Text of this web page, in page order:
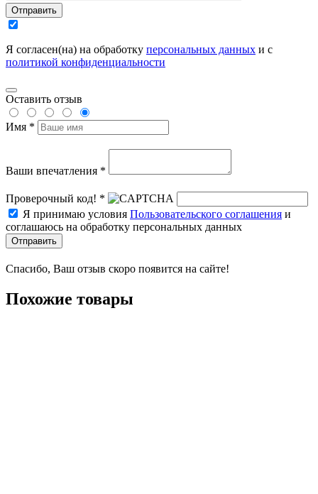
Отправить
Я согласен(на) на обработку персональных данных и с
политикой конфиденциальности
Оставить отзыв
Имя *
Ваши впечатления *
Проверочный код! *
Я принимаю условия Пользовательского соглашения и
соглашаюсь на обработку персональных данных
Отправить
Спасибо, Ваш отзыв скоро появится на сайте!
Похожие товары